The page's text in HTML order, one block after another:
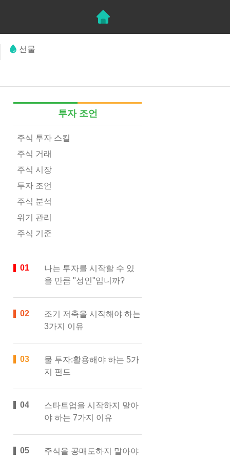
선물
투자 조언
주식 투자 스킬
주식 거래
주식 시장
투자 조언
주식 분석
위기 관리
주식 기준
나는 투자를 시작할 수 있
을 만큼 "성인"입니까?
조기 저축을 시작해야 하는
3가지 이유
물 투자:활용해야 하는 5가
지 펀드
스타트업을 시작하지 말아
야 하는 7가지 이유
주식을 공매도하지 말아야